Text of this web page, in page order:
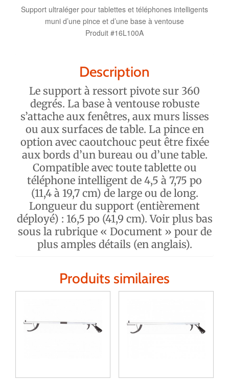
Support ultraléger pour tablettes et téléphones intelligents
muni d’une pince et d’une base à ventouse
Produit #16L100A
Description
Le support à ressort pivote sur 360
degrés. La base à ventouse robuste
s’attache aux fenêtres, aux murs lisses
ou aux surfaces de table. La pince en
option avec caoutchouc peut être fixée
aux bords d’un bureau ou d’une table.
Compatible avec toute tablette ou
téléphone intelligent de 4,5 à 7,75 po
(11,4 à 19,7 cm) de large ou de long.
Longueur du support (entièrement
déployé) : 16,5 po (41,9 cm). Voir plus bas
sous la rubrique « Document » pour de
plus amples détails (en anglais).
Produits similaires